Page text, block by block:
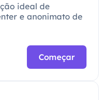
ideal de
e anonimato de
Começar